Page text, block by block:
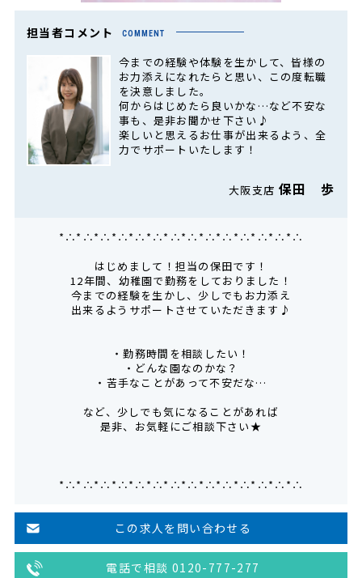
担当者コメント COMMENT
今までの経験や体験を生かして、皆様の
お力添えになれたらと思い、この度転職
を決意しました。
何からはじめたら良いかな…など不安な
事も、是非お聞かせ下さい♪
楽しいと思えるお仕事が出来るよう、全
力でサポートいたします！
大阪支店 保田 歩
*∴*∴*∴*∴*∴*∴*∴*∴*∴*∴*∴*∴*∴*∴
はじめまして！担当の保田です！
12年間、幼稚園で勤務をしておりました！
今までの経験を生かし、少しでもお力添え
出来るようサポートさせていただきます♪
・勤務時間を相談したい！
・どんな園なのかな？
・苦手なことがあって不安だな…
など、少しでも気になることがあれば
是非、お気軽にご相談下さい★
*∴*∴*∴*∴*∴*∴*∴*∴*∴*∴*∴*∴*∴*∴
この求人を問い合わせる
電話で相談 0120-777-277